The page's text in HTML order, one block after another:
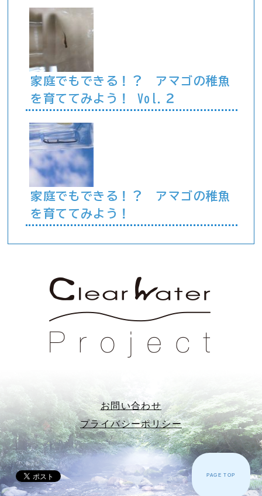
家庭でもできる！？ アマゴの稚魚
を育ててみよう！ Vol.２
家庭でもできる！？ アマゴの稚魚
を育ててみよう！
PAGE TOP
お問い合わせ
プライバシーポリシー